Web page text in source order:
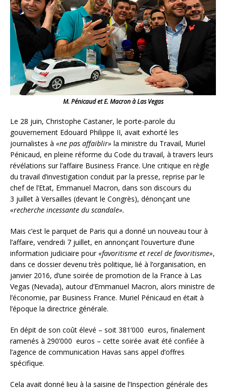
M. Pénicaud et E. Macron à Las Vegas
Le 28 juin, Christophe Castaner, le porte-parole du
gouvernement Edouard Philippe II, avait exhorté les
journalistes à «ne pas affaiblir» la ministre du Travail, Muriel
Pénicaud, en pleine réforme du Code du travail, à travers leurs
révélations sur l’affaire Business France. Une critique en règle
du travail d’investigation conduit par la presse, reprise par le
chef de l’Etat, Emmanuel Macron, dans son discours du
3 juillet à Versailles (devant le Congrès), dénonçant une
«recherche incessante du scandale».
Mais c’est le parquet de Paris qui a donné un nouveau tour à
l’affaire, vendredi 7 juillet, en annonçant l’ouverture d’une
information judiciaire pour«favoritisme et recel de favoritisme»,
dans ce dossier devenu très politique, lié à l’organisation, en
janvier 2016, d’une soirée de promotion de la France à Las
Vegas (Nevada), autour d’Emmanuel Macron, alors ministre de
l’économie, par Business France. Muriel Pénicaud en était à
l’époque la directrice générale.
En dépit de son coût élevé – soit 381’000 euros, finalement
ramenés à 290’000 euros – cette soirée avait été confiée à
l’agence de communication Havas sans appel d’offres
spécifique.
Cela avait donné lieu à la saisine de l’Inspection générale des